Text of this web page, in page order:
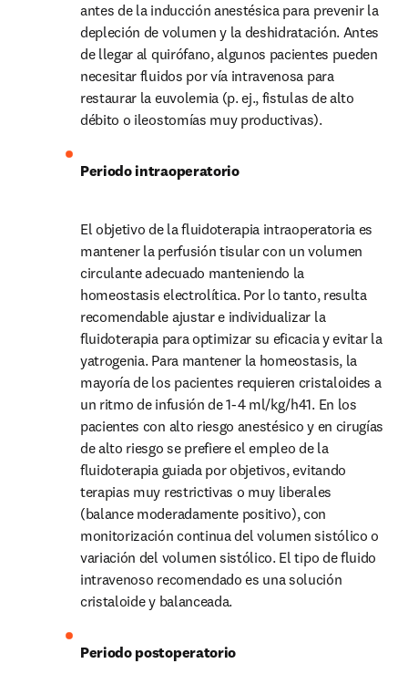
antes de la inducción anestésica para prevenir la
depleción de volumen y la deshidratación. Antes
de llegar al quirófano, algunos pacientes pueden
necesitar fluidos por vía intravenosa para
restaurar la euvolemia (p. ej., fistulas de alto
débito o ileostomías muy productivas).
Periodo intraoperatorio
El objetivo de la fluidoterapia intraoperatoria es
mantener la perfusión tisular con un volumen
circulante adecuado manteniendo la
homeostasis electrolítica. Por lo tanto, resulta
recomendable ajustar e individualizar la
fluidoterapia para optimizar su eficacia y evitar la
yatrogenia. Para mantener la homeostasis, la
mayoría de los pacientes requieren cristaloides a
un ritmo de infusión de 1-4 ml/kg/h41. En los
pacientes con alto riesgo anestésico y en cirugías
de alto riesgo se prefiere el empleo de la
fluidoterapia guiada por objetivos, evitando
terapias muy restrictivas o muy liberales
(balance moderadamente positivo), con
monitorización continua del volumen sistólico o
variación del volumen sistólico. El tipo de fluido
intravenoso recomendado es una solución
cristaloide y balanceada.
Periodo postoperatorio